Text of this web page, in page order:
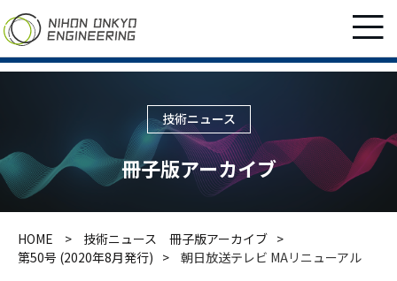
技術ニュース
冊子版アーカイブ
HOME
技術ニュース 冊子版アーカイブ
第50号 (2020年8月発行)
朝日放送テレビ MAリニューアル